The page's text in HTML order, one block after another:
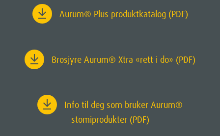
Aurum® Plus produktkatalog (PDF)
Brosjyre Aurum® Xtra «rett i do» (PDF)
Info til deg som bruker Aurum®
stomiprodukter (PDF)